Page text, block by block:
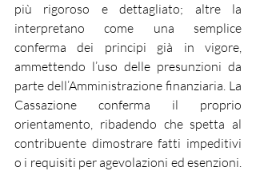
più rigoroso e dettagliato; altre la
interpretano come una semplice
conferma dei principi già in vigore,
ammettendo l’uso delle presunzioni da
parte dell’Amministrazione finanziaria. La
Cassazione conferma il proprio
orientamento, ribadendo che spetta al
contribuente dimostrare fatti impeditivi
o i requisiti per agevolazioni ed esenzioni.